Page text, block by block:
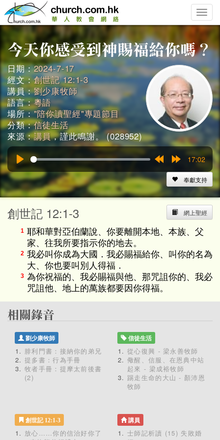
Toggle
日期：2024-7-17
經文：創世記 12:1-3
講員：劉少康牧師
語言：粵語
場所："陪你讀聖經"專題節目
分類：信徒生活
來源：講員，謹此鳴謝。 (028952)
Play
15s
15s
17:02
奉獻支持
網上聖經
創世記 12:1-3
1 耶和華對亞伯蘭說、你要離開本地、本族、父
家、往我所要指示你的地去。
2 我必叫你成為大國．我必賜福給你、叫你的名為
大、你也要叫別人得福．
3 為你祝福的、我必賜福與他、那咒詛你的、我必
咒詛他、地上的萬族都要因你得福。
劉少康牧師
腓利門書：接納你的弟兄
提多書：行為手冊
牧者手冊：提摩太前後書
(2)
信徒生活
從心復興 - 梁永善牧師
儆醒、信服、在恩典中站
起來 - 梁成裕牧師
踢走生命的大山 - 顏沛恩
牧師
創世記 12:1-3
放心……你的信治好你了
講員
士師記析讀 (15) 失敗婚